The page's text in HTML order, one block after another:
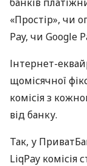
«Простір», чи
Pay, чи Google
Інтернет-
щомісячної
комісія з
від банку.
Так, у
LiqPay комісія